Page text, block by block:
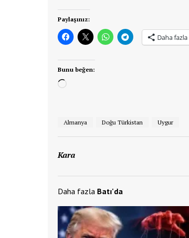
Paylaşınız:
Daha fazla
Bunu beğen:
Yükleniyor...
Almanya Doğu Türkistan Uygur
Kara
Daha fazla Batı'da